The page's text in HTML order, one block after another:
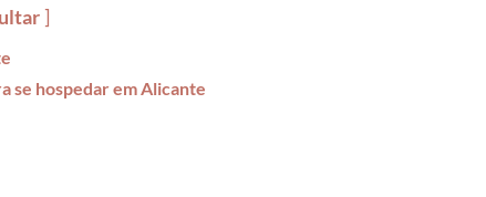
se hospedar em Alicante